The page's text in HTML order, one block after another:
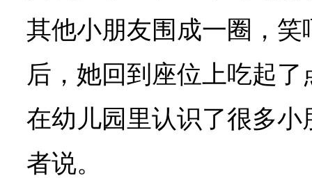
其他小朋友围成一圈，
后，她回到座位上吃起
在幼儿园里认识了很多小
者说。